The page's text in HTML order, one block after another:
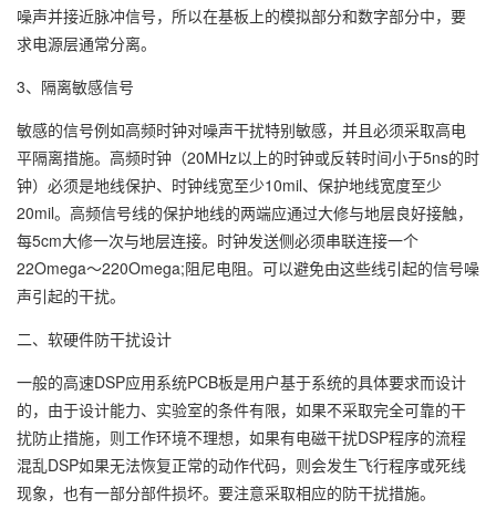
噪声并接近脉冲信号，所以在基板上的模拟部分和数字部分中，要
求电源层通常分离。
3、隔离敏感信号
敏感的信号例如高频时钟对噪声干扰特别敏感，并且必须采取高电
平隔离措施。高频时钟（20MHz以上的时钟或反转时间小于5ns的时
钟）必须是地线保护、时钟线宽至少10mil、保护地线宽度至少
20mil。高频信号线的保护地线的两端应通过大修与地层良好接触，
每5cm大修一次与地层连接。时钟发送侧必须串联连接一个
22Omega～220Omega;阻尼电阻。可以避免由这些线引起的信号噪
声引起的干扰。
二、软硬件防干扰设计
一般的高速DSP应用系统PCB板是用户基于系统的具体要求而设计
的，由于设计能力、实验室的条件有限，如果不采取完全可靠的干
扰防止措施，则工作环境不理想，如果有电磁干扰DSP程序的流程
混乱DSP如果无法恢复正常的动作代码，则会发生飞行程序或死线
现象，也有一部分部件损坏。要注意采取相应的防干扰措施。